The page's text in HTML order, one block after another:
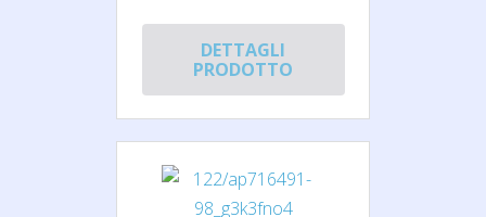
DETTAGLI
PRODOTTO